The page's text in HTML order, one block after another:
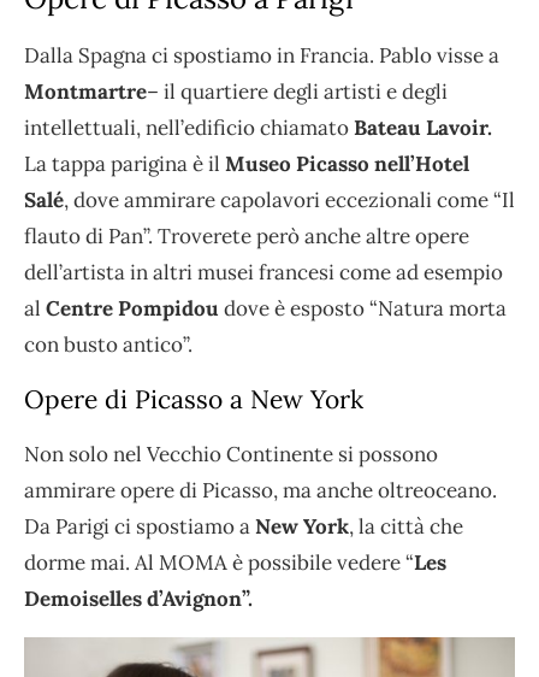
Dalla Spagna ci spostiamo in Francia. Pablo visse a
Montmartre– il quartiere degli artisti e degli
intellettuali, nell’edificio chiamatoBateau Lavoir.
La tappa parigina è il Museo Picasso nell’Hotel
Salé, dove ammirare capolavori eccezionali come “Il
flauto di Pan”. Troverete però anche altre opere
dell’artista in altri musei francesi come ad esempio
al Centre Pompidou dove è esposto “Natura morta
con busto antico”.
Opere di Picasso a New York
Non solo nel Vecchio Continente si possono
ammirare opere di Picasso, ma anche oltreoceano.
Da Parigi ci spostiamo aNew York, la città che
dorme mai. Al MOMA è possibile vedere “Les
Demoiselles d’Avignon”.